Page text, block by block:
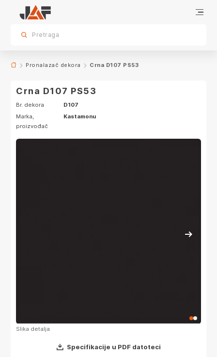
sr.skip-to.main-content
sr.skip-to.table-of-contents
sr.skip-to.main-navigation
Proizvodi sa ovim dekorom
Pretraga
Pronalazač dekora Crna D107 PS53
Crna D107 PS53
Br. dekora
D107
Marka,
proizvođač
Kastamonu
Slika detalja
Specifikacije u PDF datoteci